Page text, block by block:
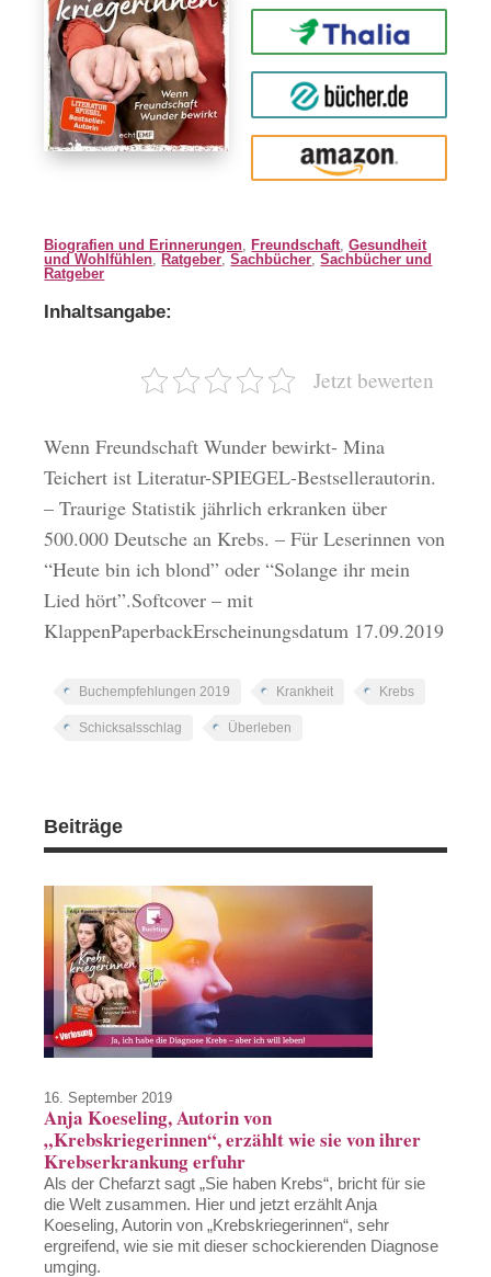
Thalia
buecher.de
Amazon
Biografien und Erinnerungen Freundschaft ,Gesundheit
und Wohlfühlen
Ratgeber ,Sachbücher ,Sachbücher und
Ratgeber
Inhaltsangabe:
Jetzt bewerten
Wenn Freundschaft Wunder bewirkt- Mina
Teichert ist Literatur-SPIEGEL-Bestsellerautorin.
– Traurige Statistik jährlich erkranken über
500.000 Deutsche an Krebs. – Für Leserinnen von
“Heute bin ich blond” oder “Solange ihr mein
Lied hört”.Softcover – mit
KlappenPaperbackErscheinungsdatum 17.09.2019
Buchempfehlungen 2019 Krankheit Krebs
Schicksalsschlag Überleben
Beiträge
16. September 2019
Anja Koeseling, Autorin von
„Krebskriegerinnen“, erzählt wie sie von ihrer
Krebserkrankung erfuhr
Als der Chefarzt sagt „Sie haben Krebs“, bricht für sie
die Welt zusammen. Hier und jetzt erzählt Anja
Koeseling, Autorin von „Krebskriegerinnen“, sehr
ergreifend, wie sie mit dieser schockierenden Diagnose
umging.